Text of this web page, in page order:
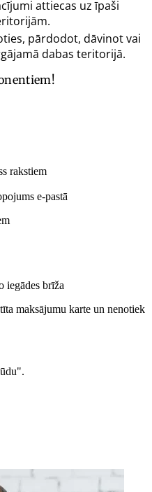
attiecas uz īpaši
pārdodot, dāvinot vai
dabas teritorijā.
rakstiem
e-pastā
iegādes brīža
maksājumu karte un nenotiek